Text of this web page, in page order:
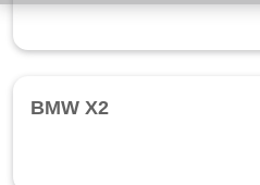
BMW X2